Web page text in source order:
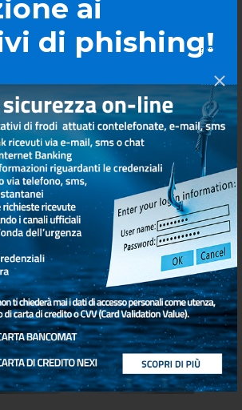
ai
di phishing!